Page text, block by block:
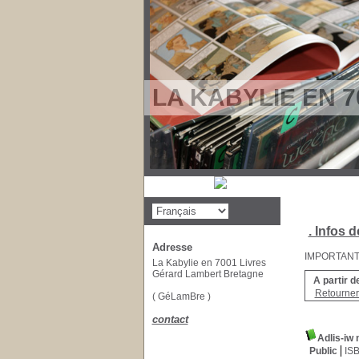
LA KABYLIE EN
. Infos
A partir
Adlis-iw
Public
Adresse
La Kabylie en 7001 Livres
Gérard Lambert Bretagne
( GéLamBre )
contact